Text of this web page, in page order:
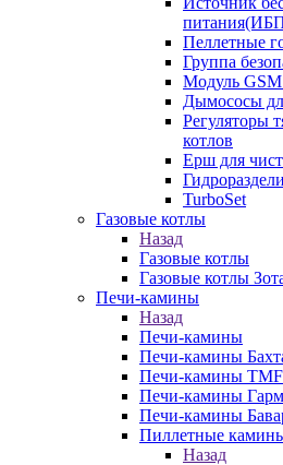
Пеллетные
Группа
Модуль GSM
Дымососы
Регуляторы
котлов
Ерш для
TurboSet
Газовые котлы
Назад
Газовые котлы
Газовые котлы
Печи-камины
Назад
Печи-камины
Печи-камины
Печи-камины TMF
Печи-камины
Печи-камины
Пиллетные
Назад